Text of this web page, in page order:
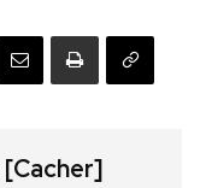
[Cacher]